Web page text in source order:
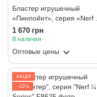
Бластер игрушечный
«Пинпойнт», серия «Nerf N
Series»
1 670 грн
В наличии
Оптовые цены
АКЦІЯ
−33%